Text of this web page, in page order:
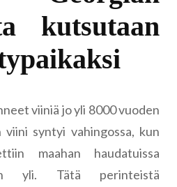
kutsutaan
viiniä jo yli 8000 vuoden
viini syntyi vahingossa, kun
maahan haudatuissa
yli. Tätä perinteistä